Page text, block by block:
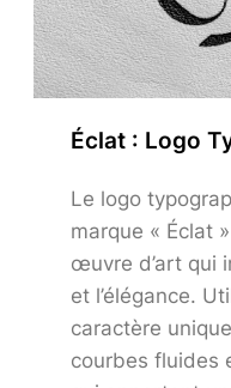
Éclat : Logo
Le logo
marque « Éclat
œuvre d’art qui
et l’élégance.
caractère
courbes fluides